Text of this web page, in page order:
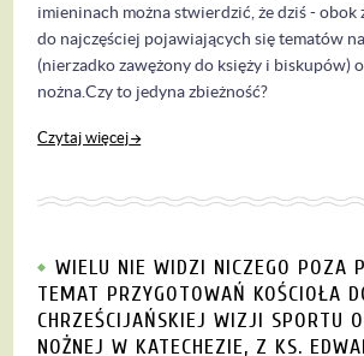
imieninach można stwierdzić, że dziś -
do najczęściej pojawiających się tematów
(nierzadko zawężony do księży i biskupów)
nożna.Czy to jedyna zbieżność?
Czytaj więcej
WIELU NIE WIDZI NICZEGO POZA
TEMAT PRZYGOTOWAŃ KOŚCIOŁA
CHRZEŚCIJAŃSKIEJ WIZJI SPORTU
NOŻNEJ W KATECHEZIE, Z KS.